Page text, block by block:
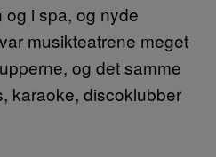
i spa, og nyde
musikteatrene meget
og det samme
karaoke, discoklubber